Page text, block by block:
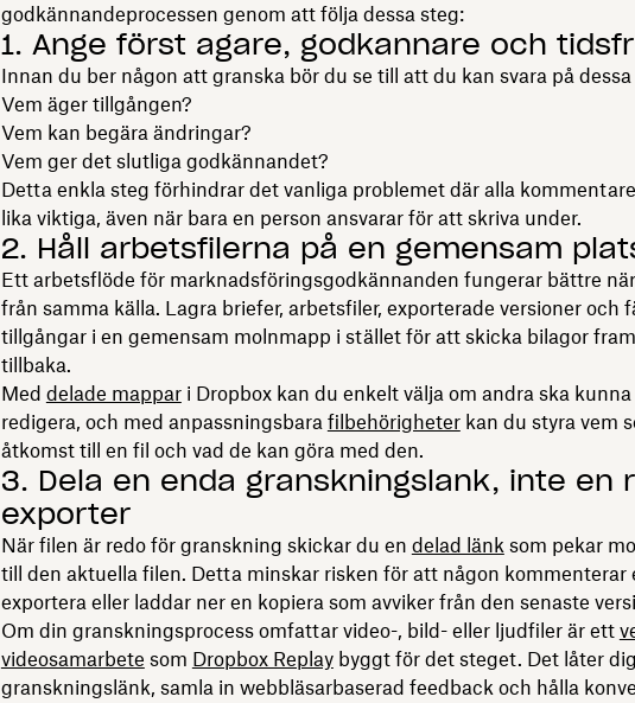
godkännandeprocessen genom att följa dessa steg:
1. Ange först ägare, godkännare och
Innan du ber någon att granska bör du se till att du kan svara på
Vem äger tillgången?
Vem kan begära ändringar?
Vem ger det slutliga godkännandet?
Detta enkla steg förhindrar det vanliga problemet där alla
lika viktiga, även när bara en person ansvarar för att skriva under.
2. Håll arbetsfilerna på en gemensam
Ett arbetsflöde för marknadsföringsgodkännanden fungerar bättre
från samma källa. Lagra briefer, arbetsfiler, exporterade versioner och
tillgångar i en gemensam molnmapp i stället för att skicka bilagor
tillbaka.
Med delade mappari Dropbox kan du enkelt välja om andra ska kunna
redigera, och med anpassningsbara filbehörigheterkan du styra vem
åtkomst till en fil och vad de kan göra med den.
3. Dela en enda granskningslänk, inte en
exporter
När filen är redo för granskning skickar du en delad länksom pekar
till den aktuella filen. Detta minskar risken för att någon kommenterar
exportera eller laddar ner en kopiera som avviker från den senaste
Om din granskningsprocess omfattar video-, bild- eller ljudfiler är ett
videosamarbete som Dropbox Replaybyggt för det steget. Det låter
granskningslänk, samla in webbläsarbaserad feedback och hålla